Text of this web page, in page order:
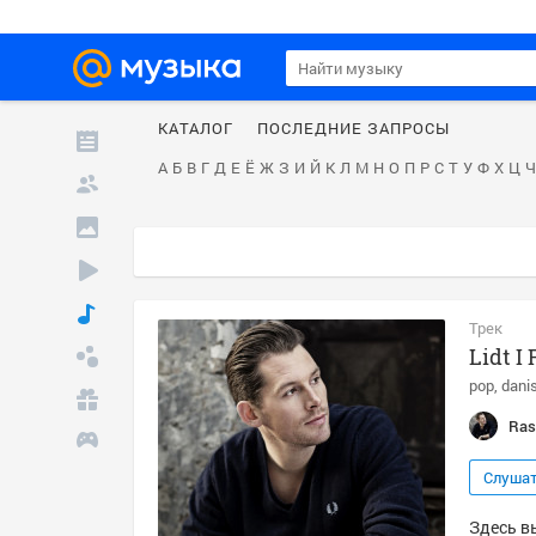
КАТАЛОГ
ПОСЛЕДНИЕ ЗАПРОСЫ
А Б В Г Д Е Ё Ж З И Й К Л М Н О П Р С Т У Ф Х Ц Ч
Трек
Lidt I
pop
Здесь